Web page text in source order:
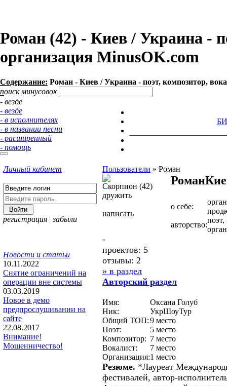
Роман (42) - Киев / Украина -
организация MinusOK.com
Содержание: Роман - Киев / Украина - поэт, композитор,
поиск минусовок
- везде
- везде
- в исполнителях
- в названии песни
- расширенный
- помощь
Личный кабинет
регистрация ¦ забыли
Новости и статьи
10.11.2022
Снятие ограничений на
операции вне системы
03.03.2019
Новое в демо
предпрослушивании на
сайте
22.08.2017
Внимание!
Мошенничество!
Пользователи » Роман
Скорпион (42)
дружить
написать
Роман
о себе:
авторство:
поэт,
-
проектов: 5
отзывы: 2
» в раздел
Авторcкий раздел
Имя:
Оксана Голуб
Ник:
УкрШоуТур
Общий ТОП:9 место
Поэт:
5 место
Композитор: 7 место
Вокалист:
7 место
Организация:1 место
Резюме. *Лауреат
фестивалей, автор-